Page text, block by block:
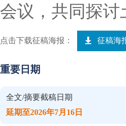
会议，共同探
点击下载征稿海报： 征稿海
重要日期
全文/摘要截稿日期
延期至2026年7月16日